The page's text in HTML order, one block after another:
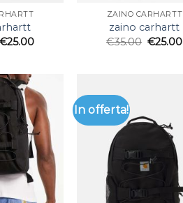
€25.00
ZAINO CARHARTT
zaino carhartt
€35.00 €25.00
In offerta!